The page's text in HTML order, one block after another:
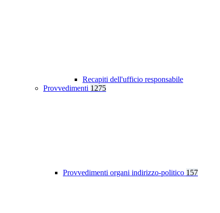
Recapiti dell'ufficio responsabile
Provvedimenti 1275
Provvedimenti organi indirizzo-politico 157